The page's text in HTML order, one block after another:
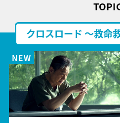
クロスロード ～救命